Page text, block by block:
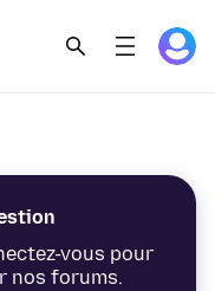
vous pour
nos forums.